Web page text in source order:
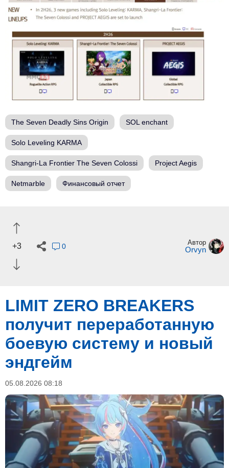
The Seven Deadly Sins Origin SOL enchant
Solo Leveling KARMA
Shangri-La Frontier The Seven Colossi Project Aegis
Netmarble Финансовый отчет
+3 0 Автор
Orvyn
LIMIT ZERO BREAKERS
получит переработанную
боевую систему и новый
эндгейм
05.08.2026 08:18